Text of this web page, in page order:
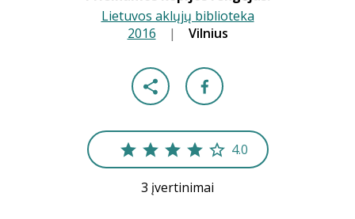
Lietuvos aklųjų biblioteka
2016 | Vilnius
4.0
3 įvertinimai